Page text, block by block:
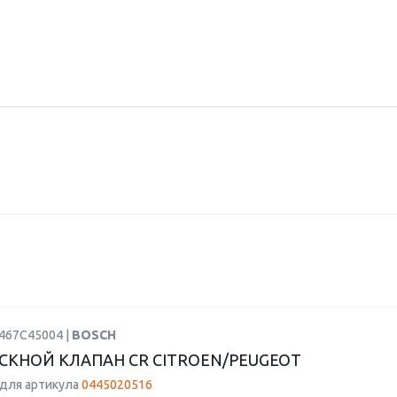
| BOSCH
КЛАПАН CR CITROEN/PEUGEOT
артикула 0445020516